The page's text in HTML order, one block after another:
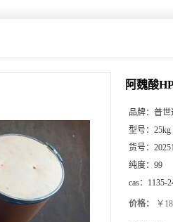
阿魏酸
品牌： 普世
型号： 25kg
货号：
纯度： 99
cas： 1135-
价格： ￥